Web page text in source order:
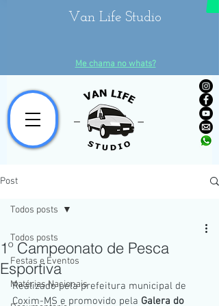
Van Life Studio
Me chama no whats?
Post
Todos posts
Festas e Eventos
Matérias Nacionais
Todos posts
1º Campeonato de Pesca
Esportiva
Realizado pela prefeitura municipal de
Coxim-MS e promovido pela Galera do